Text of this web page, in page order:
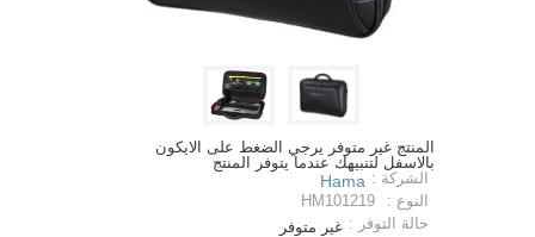
المنتج غير متوفر يرجي الضغط على الايكون
بالاسفل لتنبيهك عندما يتوفر المنتج
الشركة : Hama
النوع :
HM101219
حالة التوفر : غير متوفر